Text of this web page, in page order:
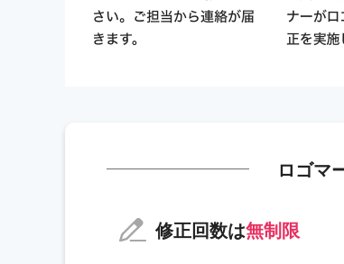
ロゴマ
修正回数は無制限